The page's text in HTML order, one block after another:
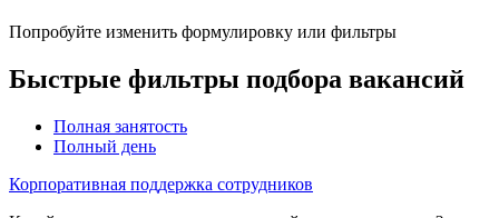
Попробуйте изменить формулировку или фильтры
Быстрые фильтры подбора вакансий
Полная занятость
Полный день
Корпоративная поддержка сотрудников